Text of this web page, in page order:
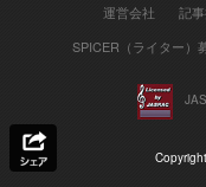
運営会社 記
SPICER（ライター）